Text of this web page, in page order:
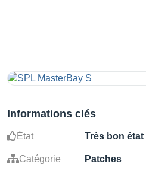
Informations clés
État Très bon état
Catégorie Patches